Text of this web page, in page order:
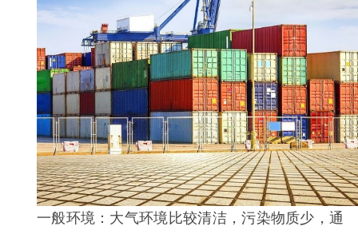
一般环境：大气环境比较清洁，污染物质少，通